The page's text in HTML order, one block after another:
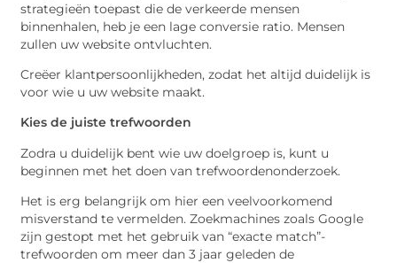
strategieën toepast die de verkeerde mensen
binnenhalen, heb je een lage conversie ratio. Mensen
zullen uw website ontvluchten.
Creëer klantpersoonlijkheden, zodat het altijd duidelijk is
voor wie u uw website maakt.
Kies de juiste trefwoorden
Zodra u duidelijk bent wie uw doelgroep is, kunt u
beginnen met het doen van trefwoordenonderzoek.
Het is erg belangrijk om hier een veelvoorkomend
misverstand te vermelden. Zoekmachines zoals Google
zijn gestopt met het gebruik van “exacte match”-
trefwoorden om meer dan 3 jaar geleden de